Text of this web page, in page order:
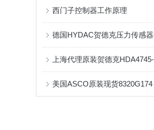
西门子控制器工作原理